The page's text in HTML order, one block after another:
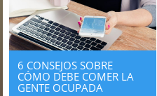
6 CONSEJOS SOBRE
CÓMO DEBE COMER LA
GENTE OCUPADA